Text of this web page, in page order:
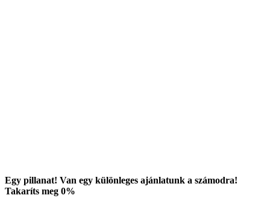
Egy pillanat! Van egy különleges ajánlatunk a számodra!
Takaríts meg 0%